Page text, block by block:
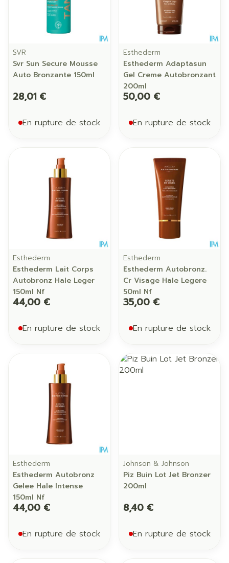
SVR
Svr Sun Secure Mousse
Auto Bronzante 150ml
28,01 €
En rupture de stock
Esthederm
Esthederm Adaptasun
Gel Creme Autobronzant
200ml
50,00 €
En rupture de stock
Esthederm
Esthederm Lait Corps
Autobronz Hale Leger
150ml Nf
44,00 €
En rupture de stock
Esthederm
Esthederm Autobronz.
Cr Visage Hale Legere
50ml Nf
35,00 €
En rupture de stock
Esthederm
Esthederm Autobronz
Gelee Hale Intense
150ml Nf
44,00 €
En rupture de stock
Johnson & Johnson
Piz Buin Lot Jet Bronzer
200ml
8,40 €
En rupture de stock